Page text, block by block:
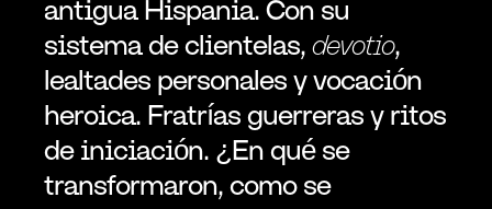
antigua Hispania. Con su
sistema de clientelas, devotio,
lealtades personales y vocación
heroica. Fratrías guerreras y ritos
de iniciación. ¿En qué se
transformaron, como se